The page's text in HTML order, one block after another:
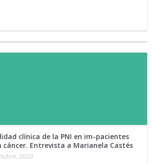
mantenerte instruido. Suscríbete a
directamente en tu correo lo último en
clínica de la PNI en im-pacientes
cáncer. Entrevista a Marianela Castés
2020